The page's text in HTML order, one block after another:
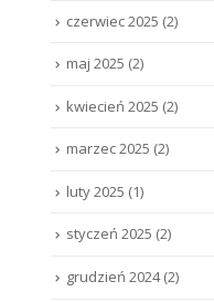
czerwiec 2025 (2)
maj 2025 (2)
kwiecień 2025 (2)
marzec 2025 (2)
luty 2025 (1)
styczeń 2025 (2)
grudzień 2024(2)